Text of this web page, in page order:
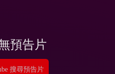
預告片
搜尋預告片